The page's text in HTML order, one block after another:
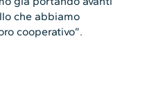
che abbiamo
cooperativo”.